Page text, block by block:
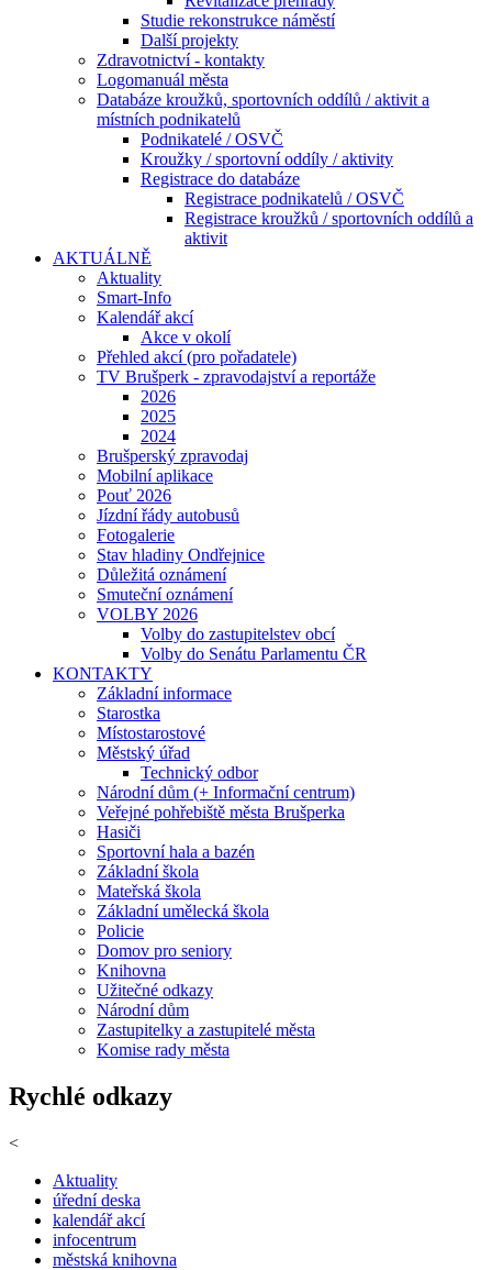
Studie rekonstrukce náměstí
Další projekty
Zdravotnictví - kontakty
Logomanuál města
Databáze kroužků, sportovních oddílů / aktivit a
místních podnikatelů
Podnikatelé / OSVČ
Kroužky / sportovní oddíly / aktivity
Registrace do databáze
Registrace podnikatelů / OSVČ
Registrace kroužků / sportovních oddílů a
aktivit
AKTUÁLNĚ
Aktuality
Smart-Info
Kalendář akcí
Akce v okolí
Přehled akcí (pro pořadatele)
TV Brušperk - zpravodajství a reportáže
2026
2025
2024
Brušperský zpravodaj
Mobilní aplikace
Pouť 2026
Jízdní řády autobusů
Fotogalerie
Stav hladiny Ondřejnice
Důležitá oznámení
Smuteční oznámení
VOLBY 2026
Volby do zastupitelstev obcí
Volby do Senátu Parlamentu ČR
KONTAKTY
Základní informace
Starostka
Místostarostové
Městský úřad
Technický odbor
Národní dům (+ Informační centrum)
Veřejné pohřebiště města Brušperka
Hasiči
Sportovní hala a bazén
Základní škola
Mateřská škola
Základní umělecká škola
Policie
Domov pro seniory
Knihovna
Užitečné odkazy
Národní dům
Zastupitelky a zastupitelé města
Komise rady města
Rychlé odkazy
<
Aktuality
úřední deska
kalendář akcí
infocentrum
městská knihovna